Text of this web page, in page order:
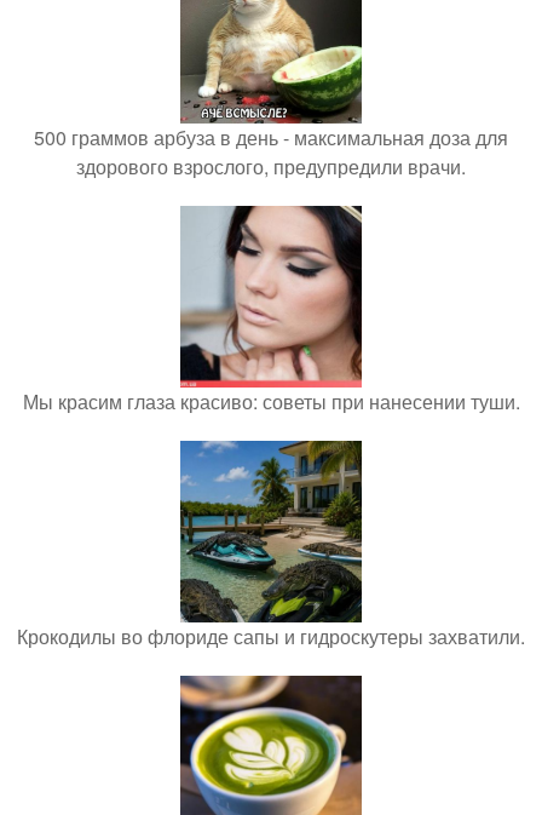
500 граммов арбуза в день - максимальная доза для
здорового взрослого, предупредили врачи.
Мы красим глаза красиво: советы при нанесении туши.
Крокодилы во флориде сапы и гидроскутеры захватили.